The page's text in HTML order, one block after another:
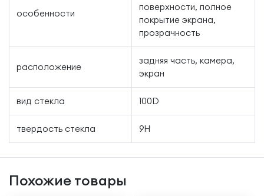
особенности
поверхности, полное
покрытие экрана,
прозрачность
расположение
задняя часть, камера,
экран
вид стекла 100D
твердость стекла 9H
Похожие товары